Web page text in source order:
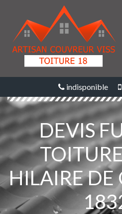
indisponible
DEVIS
HILAIRE DE